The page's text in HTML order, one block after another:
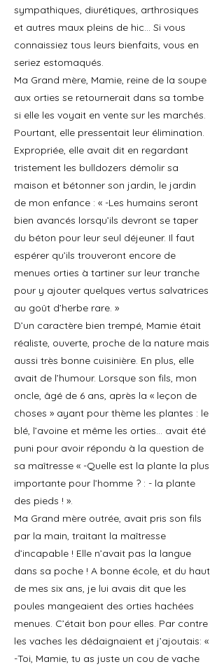
sympathiques, diurétiques, arthrosiques
et autres maux pleins de hic… Si vous
connaissiez tous leurs bienfaits, vous en
seriez estomaqués.
Ma Grand mère, Mamie, reine de la soupe
aux orties se retournerait dans sa tombe
si elle les voyait en vente sur les marchés.
Pourtant, elle pressentait leur élimination.
Expropriée, elle avait dit en regardant
tristement les bulldozers démolir sa
maison et bétonner son jardin, le jardin
de mon enfance : « -Les humains seront
bien avancés lorsqu’ils devront se taper
du béton pour leur seul déjeuner. Il faut
espérer qu’ils trouveront encore de
menues orties à tartiner sur leur tranche
pour y ajouter quelques vertus salvatrices
au goût d’herbe rare. »
D’un caractère bien trempé, Mamie était
réaliste, ouverte, proche de la nature mais
aussi très bonne cuisinière. En plus, elle
avait de l’humour. Lorsque son fils, mon
oncle, âgé de 6 ans, après la « leçon de
choses » ayant pour thème les plantes : le
blé, l’avoine et même les orties… avait été
puni pour avoir répondu à la question de
sa maîtresse « -Quelle est la plante la plus
importante pour l’homme ? : - la plante
des pieds ! ».
Ma Grand mère outrée, avait pris son fils
par la main, traitant la maîtresse
d’incapable ! Elle n’avait pas la langue
dans sa poche ! A bonne école, et du haut
de mes six ans, je lui avais dit que les
poules mangeaient des orties hachées
menues. C’était bon pour elles. Par contre
les vaches les dédaignaient et j’ajoutais: «
-Toi, Mamie, tu as juste un cou de vache